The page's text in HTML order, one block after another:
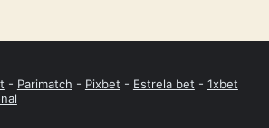
- Parimatch - Pixbet - Estrela bet - 1xbet